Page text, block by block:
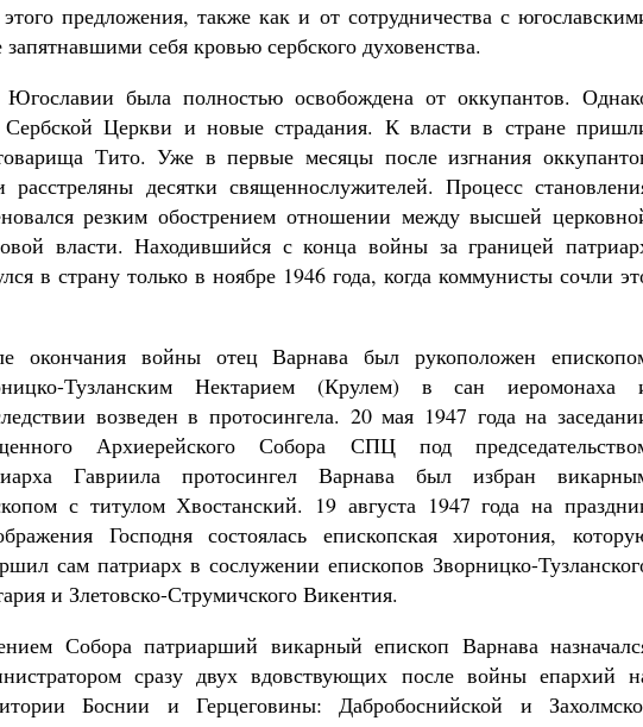
предложения, также как и от сотрудничества с
себя кровью сербского духовенства.
была полностью освобождена от оккупантов.
Сербской Церкви и новые страдания. К власти в стране
Тито. Уже в первые месяцы после изгнания
десятки священнослужителей. Процесс
резким обострением отношении между высшей
власти. Находившийся с конца войны за границей
в страну только в ноябре 1946 года, когда коммунисты сочли
окончания войны отец Варнава был рукоположен
Тузланским Нектарием (Крулем) в сан иеромонаха
возведен в протосингела. 20 мая 1947 года на
Архиерейского Собора СПЦ под
Гавриила протосингел Варнава был избран
с титулом Хвостанский. 19 августа 1947 года на
Господня состоялась епископская хиротония,
сам патриарх в сослужении епископов Зворницко-
и Злетовско-Струмичского Викентия.
Собора патриарший викарный епископ Варнава
сразу двух вдовствующих после войны епархий
Боснии и Герцеговины: Дабробоснийской и